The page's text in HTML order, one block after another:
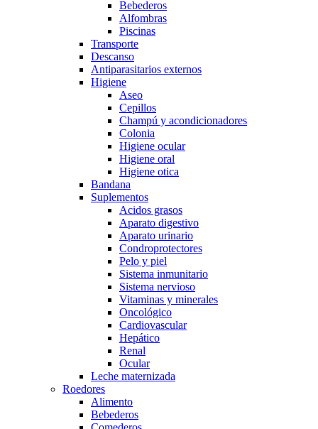
Bebederos
Alfombras
Piscinas
Transporte
Descanso
Antiparasitarios externos
Higiene
Aseo
Cepillos
Champú y acondicionadores
Colonia
Higiene ocular
Higiene oral
Higiene otica
Bandana
Suplementos
Acidos grasos
Aparato digestivo
Aparato urinario
Condroprotectores
Pelo y piel
Sistema inmunitario
Sistema nervioso
Vitaminas y minerales
Oncológico
Cardiovascular
Hepático
Renal
Ocular
Leche maternizada
Roedores
Alimento
Bebederos